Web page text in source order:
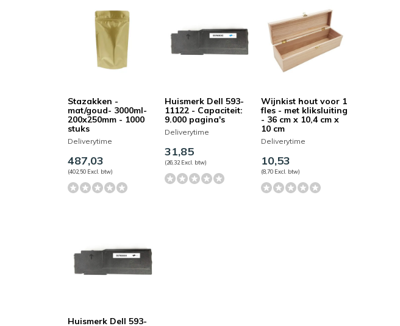
Stazakken -
mat/goud- 3000ml-
200x250mm - 1000
stuks
Deliverytime
487,03
(402,50 Excl. btw)
Huismerk Dell 593-
11122 - Capaciteit:
9.000 pagina's
Deliverytime
31,85
(26,32 Excl. btw)
Wijnkist hout voor 1
fles - met kliksluiting
- 36 cm x 10,4 cm x
10 cm
Deliverytime
10,53
(8,70 Excl. btw)
Huismerk Dell 593-